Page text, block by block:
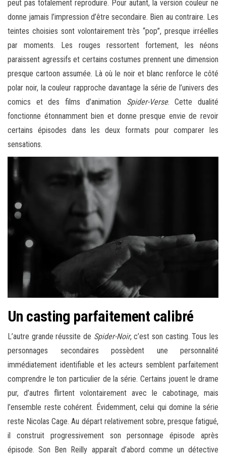
peut pas totalement reproduire. Pour autant, la version couleur ne
donne jamais l’impression d’être secondaire. Bien au contraire. Les
teintes choisies sont volontairement très “pop”, presque irréelles
par moments. Les rouges ressortent fortement, les néons
paraissent agressifs et certains costumes prennent une dimension
presque cartoon assumée. Là où le noir et blanc renforce le côté
polar noir, la couleur rapproche davantage la série de l’univers des
comics et des films d’animation Spider-Verse. Cette dualité
fonctionne étonnamment bien et donne presque envie de revoir
certains épisodes dans les deux formats pour comparer les
sensations.
Un casting parfaitement calibré
L’autre grande réussite de Spider-Noir, c’est son casting. Tous les
personnages secondaires possèdent une personnalité
immédiatement identifiable et les acteurs semblent parfaitement
comprendre le ton particulier de la série. Certains jouent le drame
pur, d’autres flirtent volontairement avec le cabotinage, mais
l’ensemble reste cohérent. Évidemment, celui qui domine la série
reste Nicolas Cage. Au départ relativement sobre, presque fatigué,
il construit progressivement son personnage épisode après
épisode. Son Ben Reilly apparaît d’abord comme un détective